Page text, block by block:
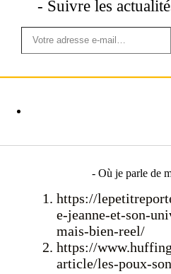
- Suivre les
- Où je parle de
https://
e-jeanne-et-son-
mais-bien-reel/
https://
article/les-poux-